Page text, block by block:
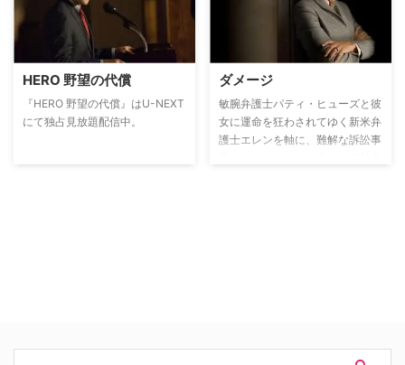
HERO 野望の代償
『HERO 野望の代償』はU-NEXT
にて独占見放題配信中。
ダメージ
敏腕弁護士パティ・ヒューズと彼
女に運命を狂わされてゆく新米弁
護士エレンを軸に、難解な訴訟事